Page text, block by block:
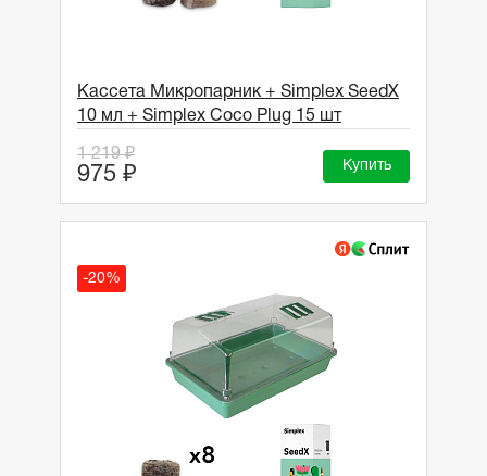
Кассета Микропарник + Simplex SeedX
10 мл + Simplex Coco Plug 15 шт
1 219 ₽
975 ₽ Купить
-20%